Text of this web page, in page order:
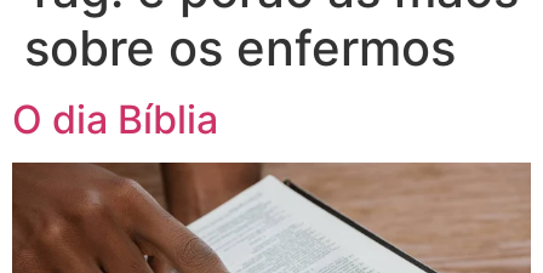
sobre os enfermos
O dia Bíblia